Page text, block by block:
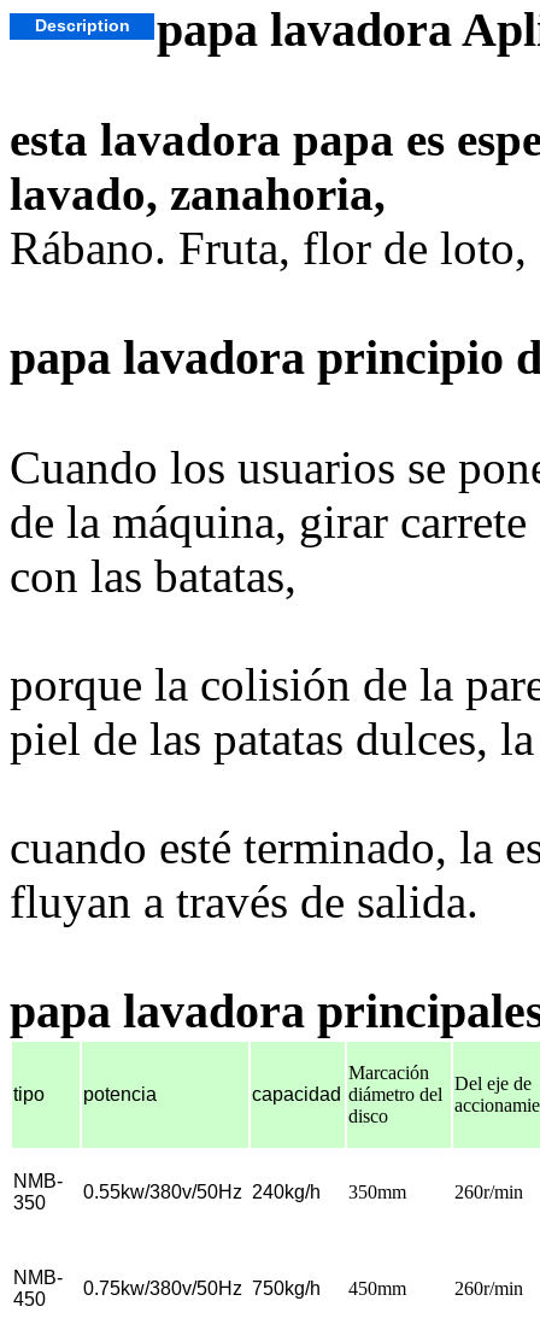
Description papa lavadora
esta lavadora papa es
lavado, zanahoria,
Rábano. Fruta, flor de loto,
papa lavadora principio
Cuando los usuarios se
de la máquina, girar
con las batatas,
porque la colisión de la
piel de las patatas dulces,
cuando esté terminado, la
fluyan a través de salida.
papa lavadora
tipo potencia capacidad
Marcación
diámetro del
disco
Del eje de
NMB-
350
0.55kw/380v/50Hz 240kg/h 350mm 260r/min
NMB-
450
0.75kw/380v/50Hz 750kg/h 450mm 260r/min